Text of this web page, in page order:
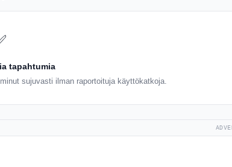
tapahtumia
sujuvasti ilman raportoituja käyttökatkoja.